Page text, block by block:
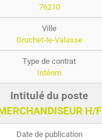
76210
Gruchet-le-Valasse
Intérim
H/F